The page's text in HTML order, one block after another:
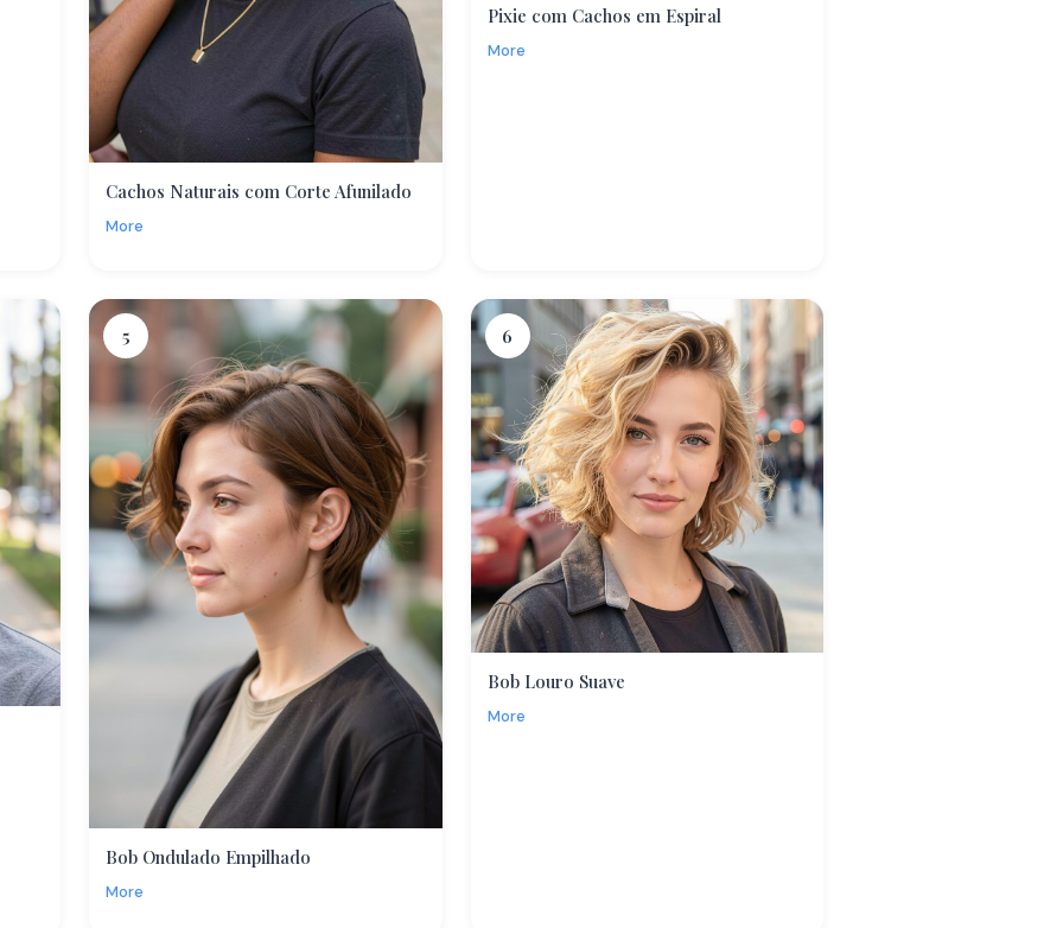
Cachos Naturais com Corte Afunilado
More
Pixie com Cachos em Espiral
More
5
Bob Ondulado Empilhado
More
6
Bob Louro Suave
More